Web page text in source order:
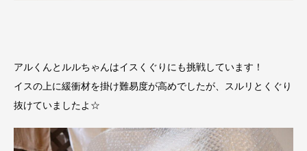
アルくんとルルちゃんはイスくぐりにも挑戦しています！
イスの上に緩衝材を掛け難易度が高めでしたが、スルリとくぐり
抜けていましたよ☆